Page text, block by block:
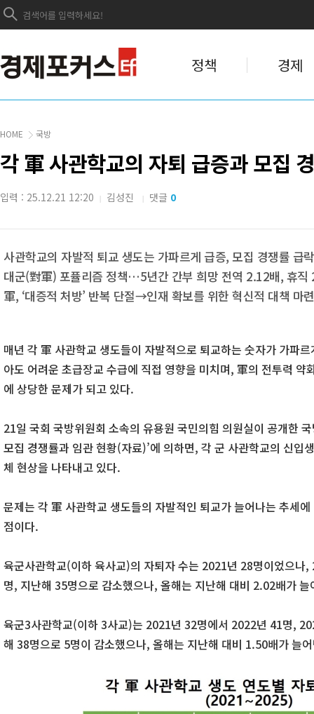
정책 경제
HOME 국방
각 軍 사관학교의 자퇴 급증과 모집
입력 : 25.12.21 12:20 | 김성진 | 댓글 0
사관학교의 자발적 퇴교 생도는 가파르게 급증, 모집 경쟁률 급
대군(對軍) 포퓰리즘 정책…5년간 간부 희망 전역 2.12배, 휴직
軍, ‘대증적 처방’ 반복 단절→인재 확보를 위한 혁신적 대책 마
매년 각 軍 사관학교 생도들이 자발적으로 퇴교하는 숫자가 가파
아도 어려운 초급장교 수급에 직접 영향을 미치며, 軍의 전투력 약
에 상당한 문제가 되고 있다.
21일 국회 국방위원회 소속의 유용원 국민의힘 의원실이 공개한
모집 경쟁률과 임관 현황(자료)’에 의하면, 각 군 사관학교의 신입
체 현상을 나타내고 있다.
문제는 각 軍 사관학교 생도들의 자발적인 퇴교가 늘어나는 추세
점이다.
육군사관학교(이하 육사교)의 자퇴자 수는 2021년 28명이었으
명, 지난해 35명으로 감소했으나, 올해는 지난해 대비 2.02배가
육군3사관학교(이하 3사교)는 2021년 32명에서 2022년 41명,
해 38명으로 5명이 감소했으나, 올해는 지난해 대비 1.50배가 늘